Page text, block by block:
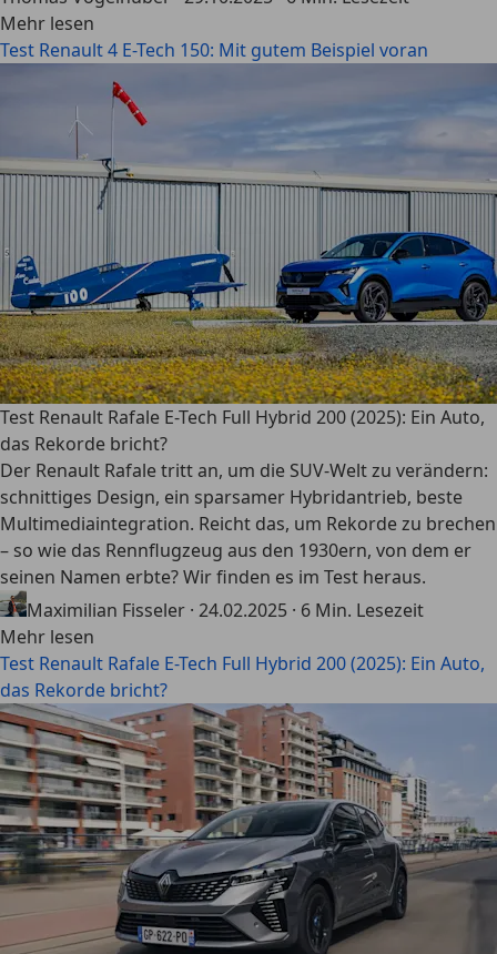
Mehr lesen
Test Renault 4 E-Tech 150: Mit gutem Beispiel voran
Test Renault Rafale E-Tech Full Hybrid 200 (2025): Ein Auto,
das Rekorde bricht?
Der Renault Rafale tritt an, um die SUV-Welt zu verändern:
schnittiges Design, ein sparsamer Hybridantrieb, beste
Multimediaintegration. Reicht das, um Rekorde zu brechen
– so wie das Rennflugzeug aus den 1930ern, von dem er
seinen Namen erbte? Wir finden es im Test heraus.
Maximilian Fisseler · 24.02.2025 · 6 Min. Lesezeit
Mehr lesen
Test Renault Rafale E-Tech Full Hybrid 200 (2025): Ein Auto,
das Rekorde bricht?